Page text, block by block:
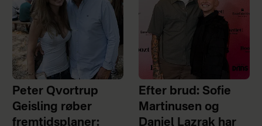
Peter Qvortrup
Geisling røber
fremtidsplaner:
Efter brud: Sofie
Martinusen og
Daniel Lazrak har